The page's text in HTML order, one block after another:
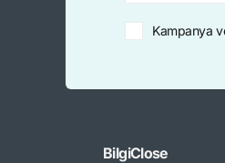
Kampanya
BilgiClose